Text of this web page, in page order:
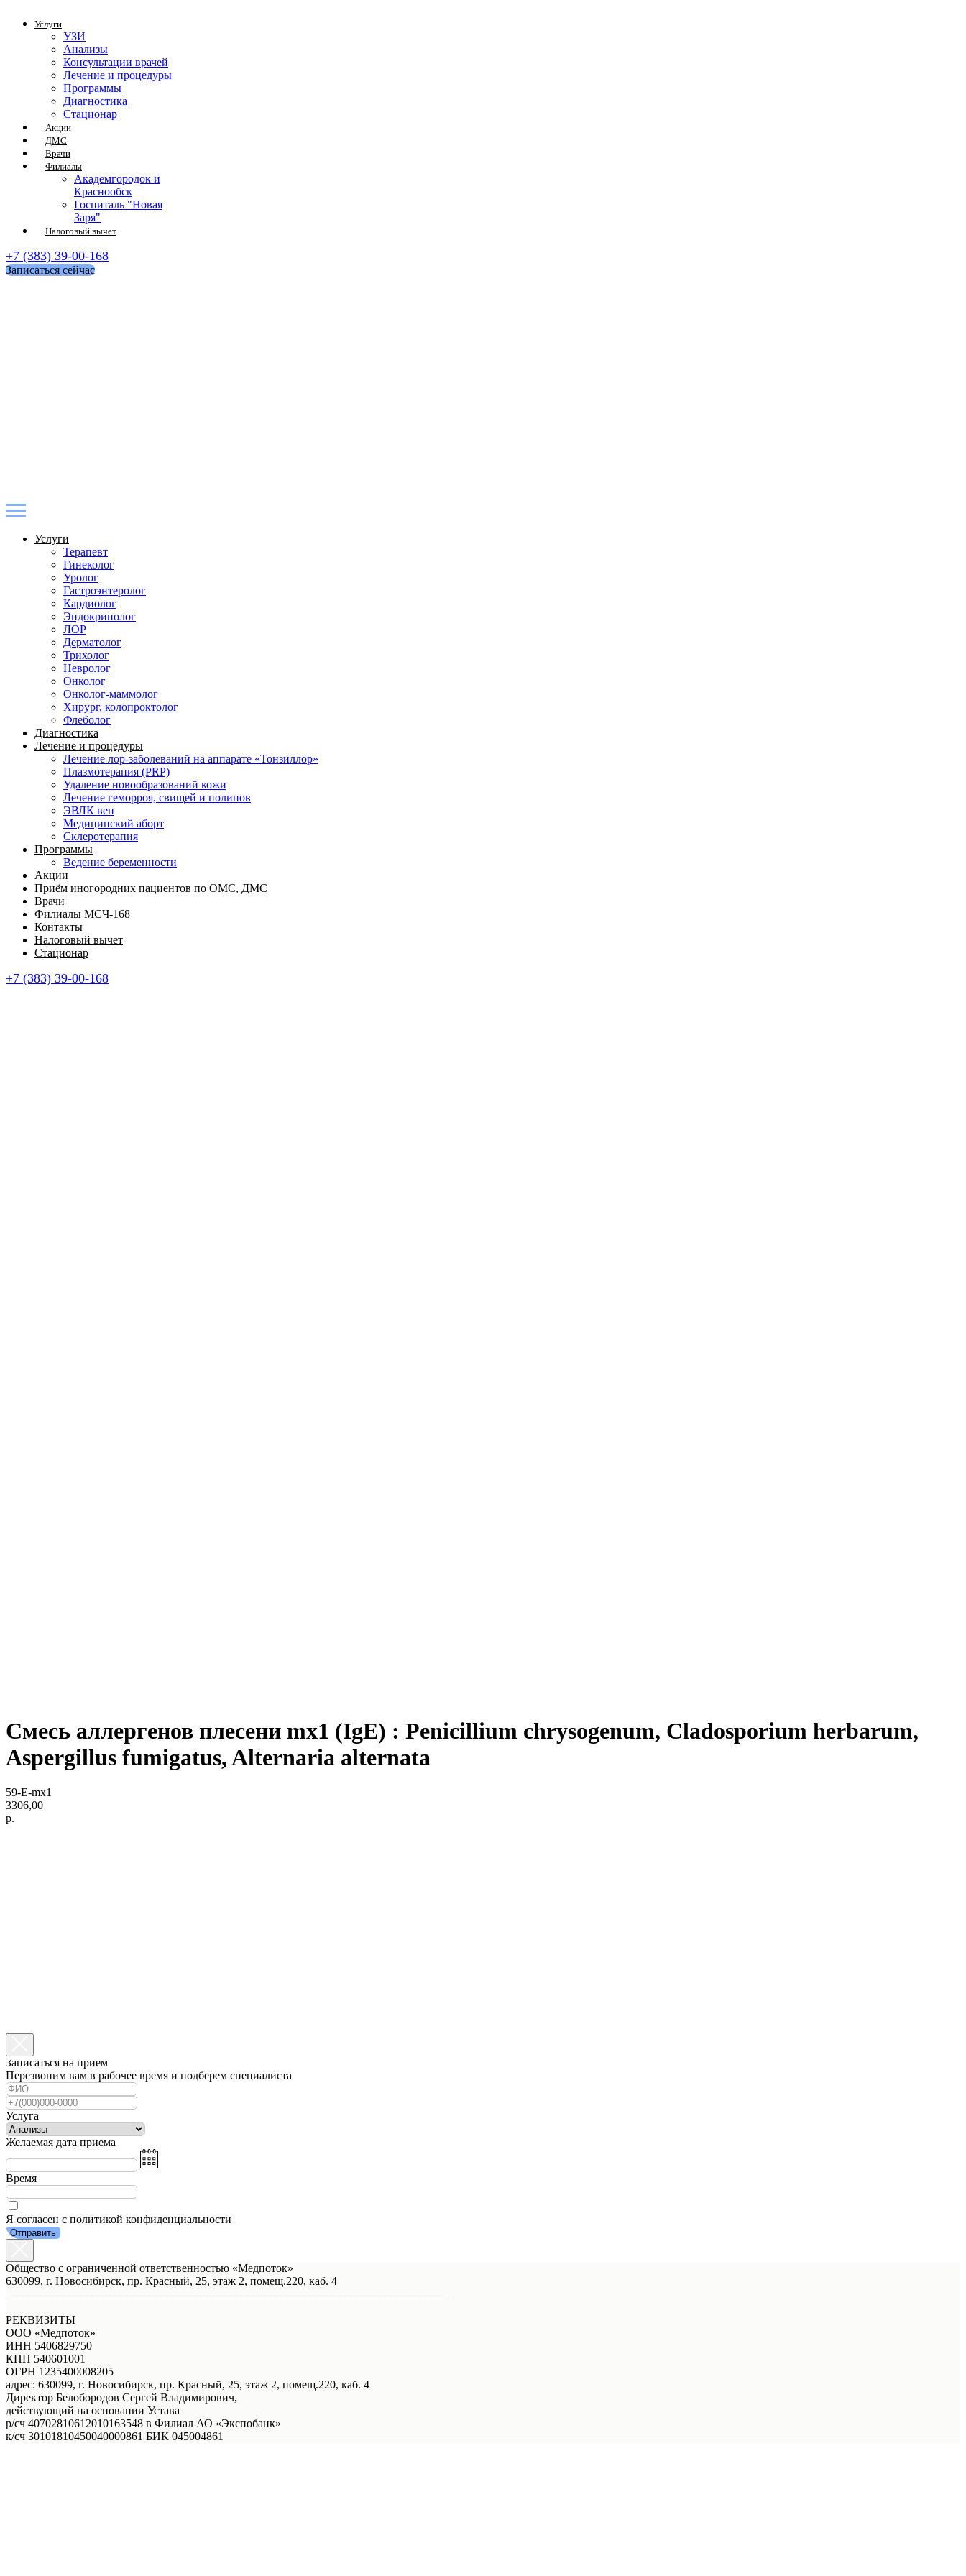
Услуги
УЗИ
Анализы
Консультации врачей
Лечение и процедуры
Программы
Диагностика
Стационар
Акции
ДМС
Врачи
Филиалы
Академгородок и
Краснообск
Госпиталь "Новая
Заря"
Налоговый вычет
+7 (383) 39-00-168
Записаться сейчас
Услуги
Терапевт
Гинеколог
Уролог
Гастроэнтеролог
Кардиолог
Эндокринолог
ЛОР
Дерматолог
Трихолог
Невролог
Онколог
Онколог-маммолог
Хирург, колопроктолог
Флеболог
Диагностика
Лечение и процедуры
Лечение лор-заболеваний на аппарате «Тонзиллор»
Плазмотерапия (PRP)
Удаление новообразований кожи
Лечение геморроя, свищей и полипов
ЭВЛК вен
Медицинский аборт
Склеротерапия
Программы
Ведение беременности
Акции
Приём иногородних пациентов по ОМС, ДМС
Врачи
Филиалы МСЧ-168
Контакты
Налоговый вычет
Стационар
+7 (383) 39-00-168
Смесь аллергенов плесени mx1 (IgE) : Penicillium chrysogenum, Cladosporium herbarum,
Aspergillus fumigatus, Alternaria alternata
59-E-mx1
3306,00
р.
Записаться на прием
Перезвоним вам в рабочее время и подберем специалиста
Услуга
Желаемая дата приема
Время
Я согласен с политикой конфиденциальности
Отправить
Общество с ограниченной ответственностью «Медпоток»
630099, г. Новосибирск, пр. Красный, 25, этаж 2, помещ.220, каб. 4
РЕКВИЗИТЫ
ООО «Медпоток»
ИНН 5406829750
КПП 540601001
ОГРН 1235400008205
адрес: 630099, г. Новосибирск, пр. Красный, 25, этаж 2, помещ.220, каб. 4
Директор Белобородов Сергей Владимирович,
действующий на основании Устава
р/сч 40702810612010163548 в Филиал АО «Экспобанк»
к/сч 30101810450040000861 БИК 045004861